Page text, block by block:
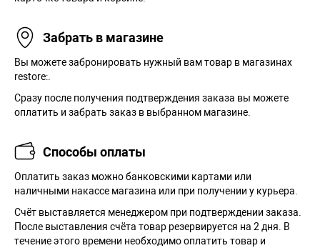
Забрать в магазине
Вы можете забронировать нужный вам товар в магазинах
restore:.
Сразу после получения подтверждения заказа вы можете
оплатить и забрать заказ в выбранном магазине.
Способы оплаты
Оплатить заказ можно банковскими картами или
наличными накассе магазина или при получении у курьера.
Cчёт выставляется менеджером при подтверждении заказа.
После выставления счёта товар резервируется на 2 дня. В
течение этого времени необходимо оплатить товар и